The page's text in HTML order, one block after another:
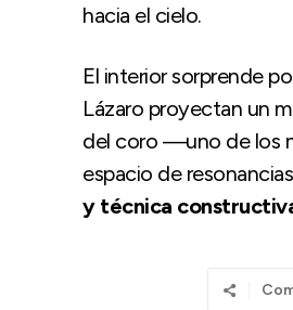
hacia el cielo.
El interior sorprende
Lázaro proyectan un
del coro —uno de los
espacio de
y técnica